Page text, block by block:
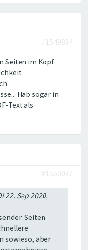
#1549884
Seiten im Kopf
Hab sogar in
Text als
#1550037
22. Sep 2020,
Seiten
sowieso, aber